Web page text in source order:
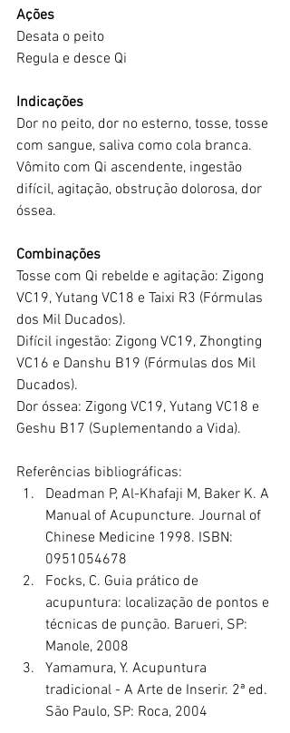
Ações
Desata o peito
Regula e desce Qi
Indicações
Dor no peito, dor no esterno, tosse, tosse
com sangue, saliva como cola branca.
Vômito com Qi ascendente, ingestão
difícil, agitação, obstrução dolorosa, dor
óssea.
Combinações
Tosse com Qi rebelde e agitação: Zigong
VC19, Yutang VC18 e Taixi R3 (Fórmulas
dos Mil Ducados).
Difícil ingestão: Zigong VC19, Zhongting
VC16 e Danshu B19 (Fórmulas dos Mil
Ducados).
Dor óssea: Zigong VC19, Yutang VC18 e
Geshu B17 (Suplementando a Vida).
Referências bibliográficas:
Deadman P, Al-Khafaji M, Baker K. A
Manual of Acupuncture. Journal of
Chinese Medicine 1998. ISBN:
0951054678
Focks, C. Guia prático de
acupuntura: localização de pontos e
técnicas de punção. Barueri, SP:
Manole, 2008
Yamamura, Y. Acupuntura
tradicional - A Arte de Inserir. 2ª ed.
São Paulo, SP: Roca, 2004